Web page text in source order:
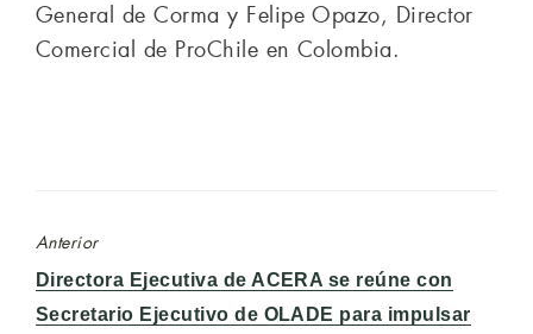
General de Corma y Felipe Opazo, Director
Comercial de ProChile en Colombia.
Anterior
Entrada
anterior:
Directora Ejecutiva de ACERA se reúne con
Secretario Ejecutivo de OLADE para impulsar